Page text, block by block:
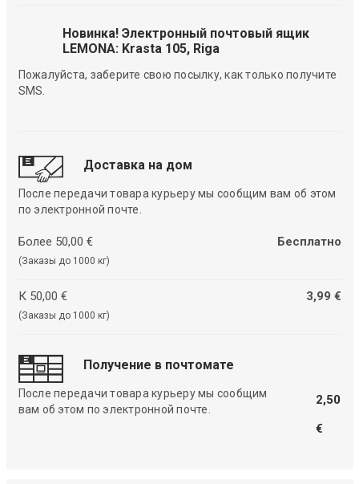
Новинка! Электронный почтовый ящик
LEMONA: Krasta 105, Riga
Пожалуйста, заберите свою посылку, как только получите
SMS.
Доставка на дом
После передачи товара курьеру мы сообщим вам об этом
по электронной почте.
Более 50,00 €
(Заказы до 1000 кг)
Бесплатно
К 50,00 €
(Заказы до 1000 кг)
3,99 €
Получение в почтомате
После передачи товара курьеру мы сообщим
вам об этом по электронной почте.
2,50
€